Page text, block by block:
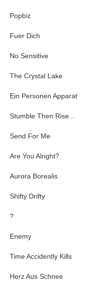
Popbiz
Fuer Dich
No Sensitive
The Crystal Lake
Ein Personen Apparat
Stumble Then Rise...
Send For Me
Are You Alright?
Aurora Borealis
Shifty Drifty
?
Enemy
Time Accidently Kills
Herz Aus Schnee